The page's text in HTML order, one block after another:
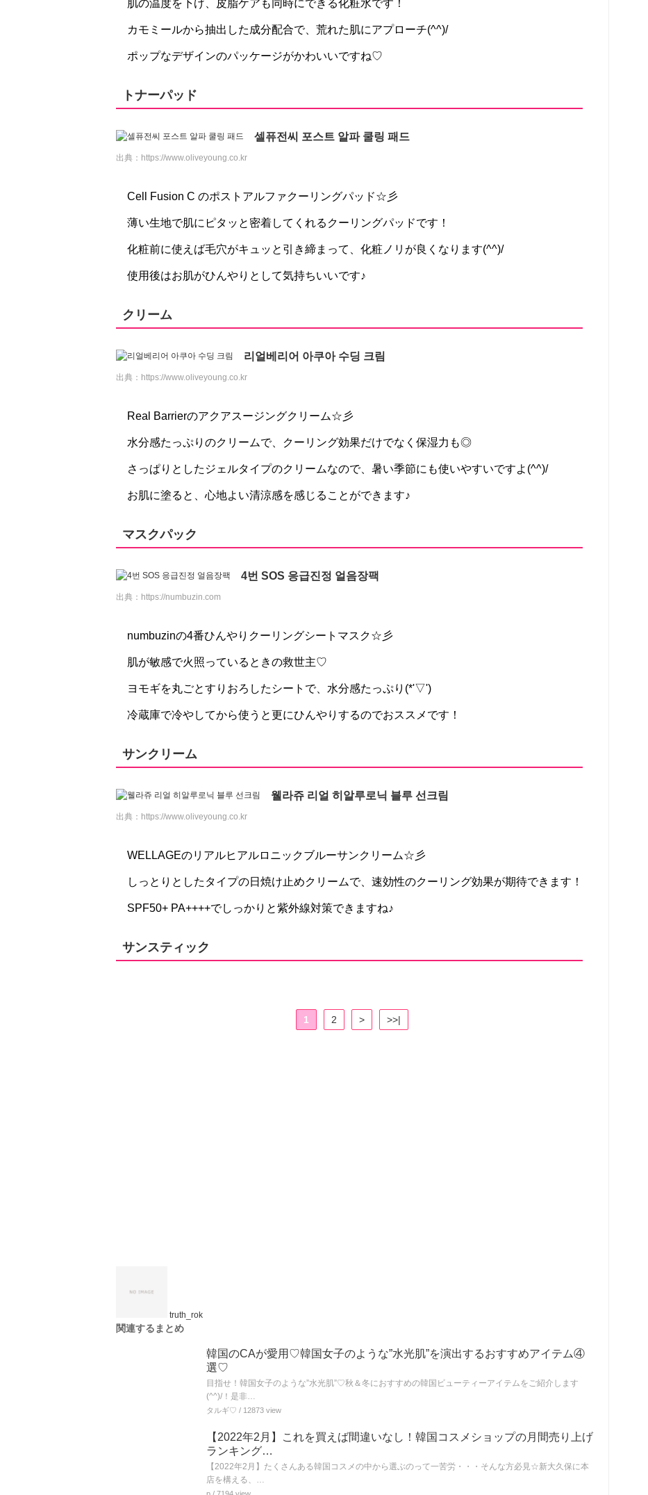
肌の温度を下げ、皮脂ケアも同時にできる化粧水です！
カモミールから抽出した成分配合で、荒れた肌にアプローチ(^^)/
ポップなデザインのパッケージがかわいいですね♡
トナーパッド
셀퓨전씨 포스트 알파 쿨링 패드
出典： https://www.oliveyoung.co.kr
Cell Fusion C のポストアルファクーリングパッド☆彡
薄い生地で肌にピタッと密着してくれるクーリングパッドです！
化粧前に使えば毛穴がキュッと引き締まって、化粧ノリが良くなります(^^)/
使用後はお肌がひんやりとして気持ちいいです♪
クリーム
리얼베리어 아쿠아 수딩 크림
出典： https://www.oliveyoung.co.kr
Real Barrierのアクアスージングクリーム☆彡
水分感たっぷりのクリームで、クーリング効果だけでなく保湿力も◎
さっぱりとしたジェルタイプのクリームなので、暑い季節にも使いやすいですよ(^^)/
お肌に塗ると、心地よい清涼感を感じることができます♪
マスクパック
4번 SOS 응급진정 얼음장팩
出典： https://numbuzin.com
numbuzinの4番ひんやりクーリングシートマスク☆彡
肌が敏感で火照っているときの救世主♡
ヨモギを丸ごとすりおろしたシートで、水分感たっぷり(*'▽')
冷蔵庫で冷やしてから使うと更にひんやりするのでおススメです！
サンクリーム
웰라쥬 리얼 히알루로닉 블루 선크림
出典： https://www.oliveyoung.co.kr
WELLAGEのリアルヒアルロニックブルーサンクリーム☆彡
しっとりとしたタイプの日焼け止めクリームで、速効性のクーリング効果が期待できます！
SPF50+ PA++++でしっかりと紫外線対策できますね♪
サンスティック
1 2 > >>|
truth_rok
関連するまとめ
韓国のCAが愛用♡韓国女子のような”水光肌”を演出するおすすめアイテム④
選♡
目指せ！韓国女子のような”水光肌”♡秋＆冬におすすめの韓国ビューティーアイテムをご紹介します
(^^)/！是非…
タルギ♡ / 12873 view
【2022年2月】これを買えば間違いなし！韓国コスメショップの月間売り上げ
ランキング…
【2022年2月】たくさんある韓国コスメの中から選ぶのって一苦労・・・そんな方必見☆新大久保に本
店を構える、…